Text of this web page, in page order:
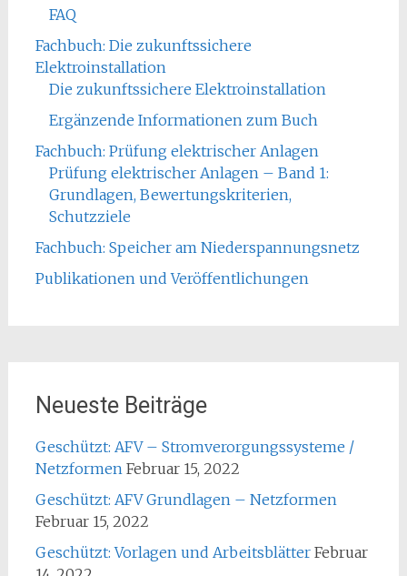
FAQ
Fachbuch: Die zukunftssichere
Elektroinstallation
Die zukunftssichere Elektroinstallation
Ergänzende Informationen zum Buch
Fachbuch: Prüfung elektrischer Anlagen
Prüfung elektrischer Anlagen – Band 1:
Grundlagen, Bewertungskriterien,
Schutzziele
Fachbuch: Speicher am Niederspannungsnetz
Publikationen und Veröffentlichungen
Neueste Beiträge
Geschützt: AFV – Stromverorgungssysteme /
Netzformen Februar 15, 2022
Geschützt: AFV Grundlagen – Netzformen
Februar 15, 2022
Geschützt: Vorlagen und Arbeitsblätter Februar